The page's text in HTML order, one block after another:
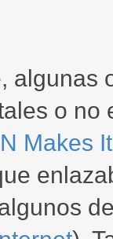
algunas
o no
Makes